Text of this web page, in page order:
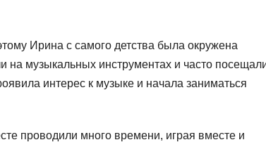
Ирина с самого детства была окружена
на музыкальных инструментах и часто
интерес к музыке и начала заниматься
проводили много времени, играя вместе и